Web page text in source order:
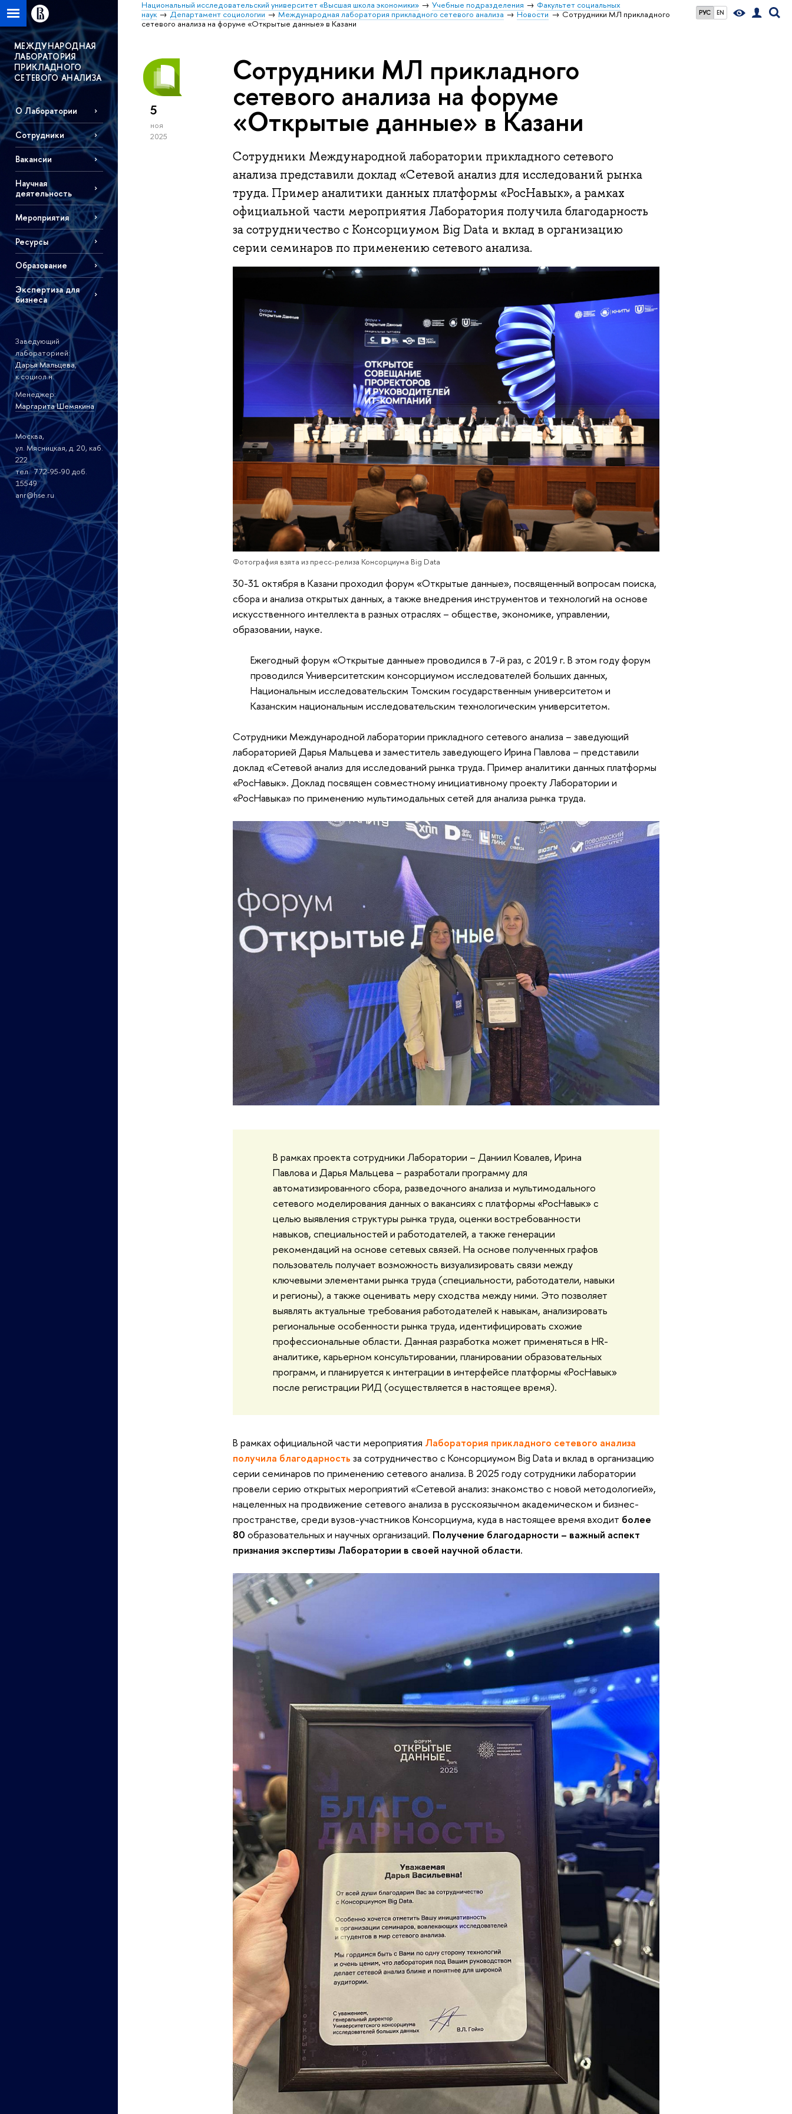
РУС EN
Национальный исследовательский университет «Высшая школа экономики» Учебные подразделения
Факультет социальных
наук
Департамент социологии Международная лаборатория прикладного сетевого анализа Новости
Сотрудники МЛ прикладного
сетевого анализа на форуме «Открытые данные» в Казани
МЕЖДУНАРОДНАЯ
ЛАБОРАТОРИЯ
ПРИКЛАДНОГО
СЕТЕВОГО АНАЛИЗА
О Лаборатории
Сотрудники
Вакансии
Научная
деятельность
Мероприятия
Ресурсы
Образование
Экспертиза для
бизнеса
Заведующий
лабораторией:
Дарья Мальцева,
к.социол.н.
Менеджер:
Маргарита Шемякина
Москва,
ул. Мясницкая, д. 20, каб.
222
тел.: 772-95-90 доб.
15549
anr@hse.ru
5
ноя
2025
Сотрудники МЛ прикладного
сетевого анализа на форуме
«Открытые данные» в Казани
Сотрудники Международной лаборатории прикладного сетевого
анализа представили доклад «Сетевой анализ для исследований рынка
труда. Пример аналитики данных платформы «РосНавык», а рамках
официальной части мероприятия Лаборатория получила благодарность
за сотрудничество с Консорциумом Big Data и вклад в организацию
серии семинаров по применению сетевого анализа.
Фотография взята из пресс-релиза Консорциума Big Data
30-31 октября в Казани проходил форум «Открытые данные», посвященный вопросам поиска,
сбора и анализа открытых данных, а также внедрения инструментов и технологий на основе
искусственного интеллекта в разных отраслях – обществе, экономике, управлении,
образовании, науке.
Ежегодный форум «Открытые данные» проводился в 7-й раз, с 2019 г. В этом году форум
проводился Университетским консорциумом исследователей больших данных,
Национальным исследовательским Томским государственным университетом и
Казанским национальным исследовательским технологическим университетом.
Сотрудники Международной лаборатории прикладного сетевого анализа – заведующий
лабораторией Дарья Мальцева и заместитель заведующего Ирина Павлова – представили
доклад «Сетевой анализ для исследований рынка труда. Пример аналитики данных платформы
«РосНавык». Доклад посвящен совместному инициативному проекту Лаборатории и
«РосНавыка» по применению мультимодальных сетей для анализа рынка труда.
В рамках проекта сотрудники Лаборатории – Даниил Ковалев, Ирина
Павлова и Дарья Мальцева – разработали программу для
автоматизированного сбора, разведочного анализа и мультимодального
сетевого моделирования данных о вакансиях с платформы «РосНавык» с
целью выявления структуры рынка труда, оценки востребованности
навыков, специальностей и работодателей, а также генерации
рекомендаций на основе сетевых связей. На основе полученных графов
пользователь получает возможность визуализировать связи между
ключевыми элементами рынка труда (специальности, работодатели, навыки
и регионы), а также оценивать меру сходства между ними. Это позволяет
выявлять актуальные требования работодателей к навыкам, анализировать
региональные особенности рынка труда, идентифицировать схожие
профессиональные области. Данная разработка может применяться в HR-
аналитике, карьерном консультировании, планировании образовательных
программ, и планируется к интеграции в интерфейсе платформы «РосНавык»
после регистрации РИД (осуществляется в настоящее время).
В рамках официальной части мероприятия Лаборатория прикладного сетевого анализа
получила благодарность за сотрудничество с Консорциумом Big Data и вклад в организацию
серии семинаров по применению сетевого анализа. В 2025 году сотрудники лаборатории
провели серию открытых мероприятий «Сетевой анализ: знакомство с новой методологией»,
нацеленных на продвижение сетевого анализа в русскоязычном академическом и бизнес-
пространстве, среди вузов-участников Консорциума, куда в настоящее время входит более
80 образовательных и научных организаций. Получение благодарности – важный аспект
признания экспертизы Лаборатории в своей научной области.